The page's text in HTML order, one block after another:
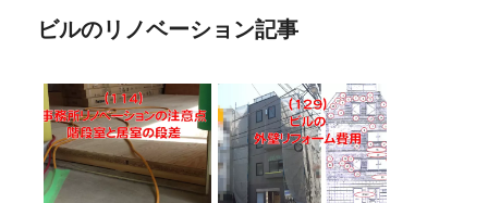
ビルのリノベーション記事